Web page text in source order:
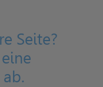
Seite?